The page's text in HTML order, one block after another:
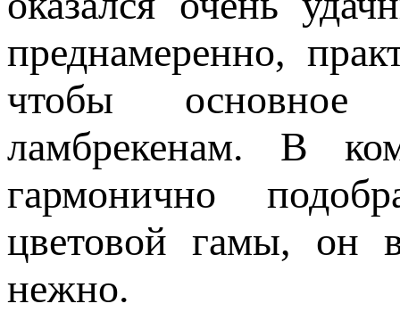
преднамеренно,
чтобы основное
ламбрекенам. В
гармонично
цветовой гамы, он
нежно.